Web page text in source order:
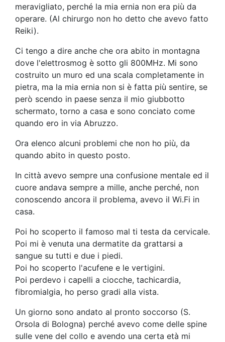
meravigliato, perché la mia ernia non era più da
operare. (Al chirurgo non ho detto che avevo fatto
Reiki).
Ci tengo a dire anche che ora abito in montagna
dove l'elettrosmog è sotto gli 800MHz. Mi sono
costruito un muro ed una scala completamente in
pietra, ma la mia ernia non si è fatta più sentire, se
però scendo in paese senza il mio giubbotto
schermato, torno a casa e sono conciato come
quando ero in via Abruzzo.
Ora elenco alcuni problemi che non ho più, da
quando abito in questo posto.
In città avevo sempre una confusione mentale ed il
cuore andava sempre a mille, anche perché, non
conoscendo ancora il problema, avevo il Wi.Fi in
casa.
Poi ho scoperto il famoso mal ti testa da cervicale.
Poi mi è venuta una dermatite da grattarsi a
sangue su tutti e due i piedi.
Poi ho scoperto l'acufene e le vertigini.
Poi perdevo i capelli a ciocche, tachicardia,
fibromialgia, ho perso gradi alla vista.
Un giorno sono andato al pronto soccorso (S.
Orsola di Bologna) perché avevo come delle spine
sulle vene del collo e avendo una certa età mi